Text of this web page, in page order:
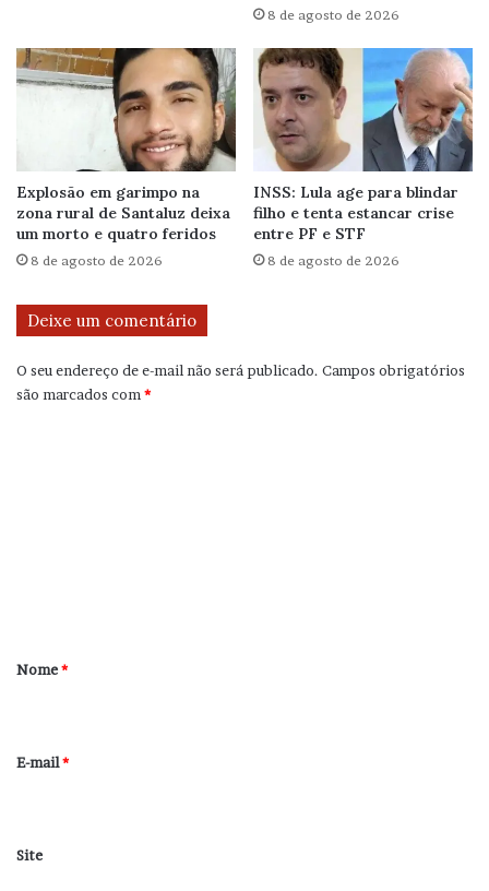
8 de agosto de 2026
Explosão em garimpo na
zona rural de Santaluz deixa
um morto e quatro feridos
8 de agosto de 2026
INSS: Lula age para blindar
filho e tenta estancar crise
entre PF e STF
8 de agosto de 2026
Deixe um comentário
O seu endereço de e-mail não será publicado. Campos obrigatórios
são marcados com*
r
*
Nome*
E-mail*
Site